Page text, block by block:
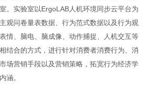
。实验室以ErgoLAB人机环境同步云平台为
观问卷量表数据、行为范式数据以及行为观
情、脑电、脑成像、动作捕捉、人机交互等
结合的方式，进行针对消费者消费行为、消
场营销手段以及营销策略，拓宽行为经济学
涵。